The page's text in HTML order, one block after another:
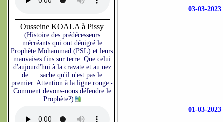
Ousseine KOALA à Pissy
(Histoire des prédécesseurs
mécréants qui ont dénigré le
Prophète Mohammad (PSL) et leurs
mauvaises fins sur terre. Que celui
d'aujourd'hui à la cravate et au nez
de .... sache qu'il n'est pas le
premier. Attention à la ligne rouge -
Comment devons-nous défendre le
Prophète?)
03-03-
01-03-